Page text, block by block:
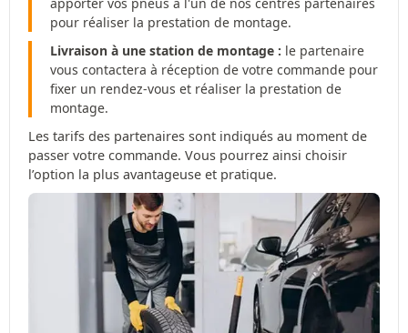
pour réaliser la prestation de montage.
Livraison à une station de montage : le partenaire
vous contactera à réception de votre commande pour
fixer un rendez-vous et réaliser la prestation de
montage.
Les tarifs des partenaires sont indiqués au moment de
passer votre commande. Vous pourrez ainsi choisir
l’option la plus avantageuse et pratique.